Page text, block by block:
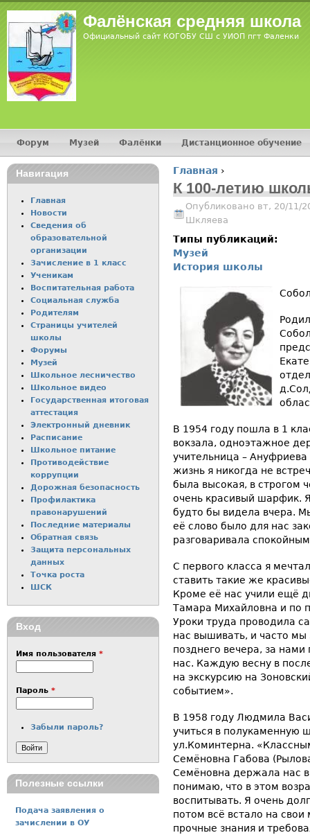
Фалёнская средняя школа
Официальный сайт КОГОБУ СШ с УИОП пгт Фаленки
Вы здесь
Главная ›
К 100-летию
Опубликовано вт, 20/11/
Шкляева
Типы публикаций:
Музей
История школы
В 1954 году пошла в 1
вокзала, одноэтажное
учительница –
жизнь я никогда не
была высокая, в строгом
очень красивый шарфик.
будто бы видела вчера.
её слово было для нас
разговаривала
С первого класса я
ставить такие же
Кроме её нас учили ещё
Тамара Михайловна и по
Уроки труда проводила
нас вышивать, и часто мы
позднего вечера, за
нас. Каждую весну в
на экскурсию на
событием».
В 1958 году Людмила
учиться в полукаменную
ул.Коминтерна.
Семёновна Габова
Семёновна держала нас
понимаю, что в этом
воспитывать. Я очень
потом всё встало на
прочные знания и
Главное меню
Форум Музей Фалёнки Дистанционное обучение
Навигация
Главная
Новости
Сведения об
образовательной
организации
Зачисление в 1 класс
Ученикам
Воспитательная работа
Социальная служба
Родителям
Страницы учителей
школы
Форумы
Музей
Школьное лесничество
Школьное видео
Государственная итоговая
аттестация
Электронный дневник
Расписание
Школьное питание
Пpотиводействие
коppупции
Дорожная безопасность
Профилактика
пpaвонаpушений
Последние материалы
Обратная связь
Защита персональных
данных
Точка роста
ШСК
Вход
Имя пользователя *
Пароль *
Забыли пароль?
Полезные ссылки
Подача заявления о
зачислении в ОУ